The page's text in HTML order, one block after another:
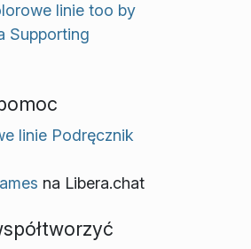
linie too by
Supporting
linie Podręcznik
na Libera.chat